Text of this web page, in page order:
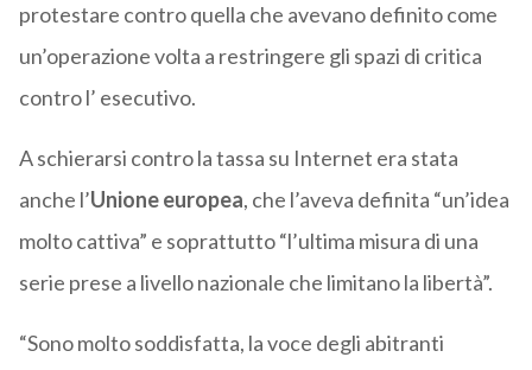
protestare contro quella che avevano definito come
un’operazione volta a restringere gli spazi di critica
contro l’ esecutivo.
A schierarsi contro la tassa su Internet era stata
anche l’Unione europea, che l’aveva definita “un’idea
molto cattiva” e soprattutto “l’ultima misura di una
serie prese a livello nazionale che limitano la libertà”.
“Sono molto soddisfatta, la voce degli abitranti